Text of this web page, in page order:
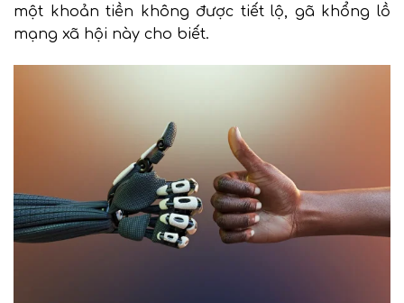
một khoản tiền không được tiết lộ, gã khổng lồ
mạng xã hội này cho biết.